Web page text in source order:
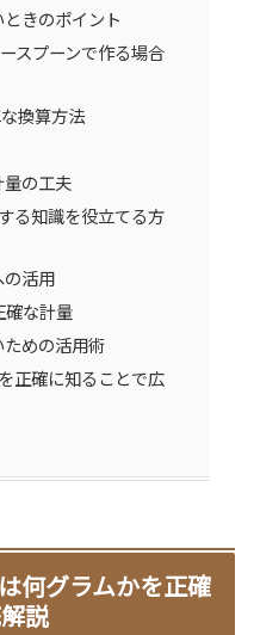
きのポイント
スプーンで作る場合
換算方法
の工夫
る知識を役立てる方
活用
確な計量
めの活用術
正確に知ることで広
何グラムかを正確
説